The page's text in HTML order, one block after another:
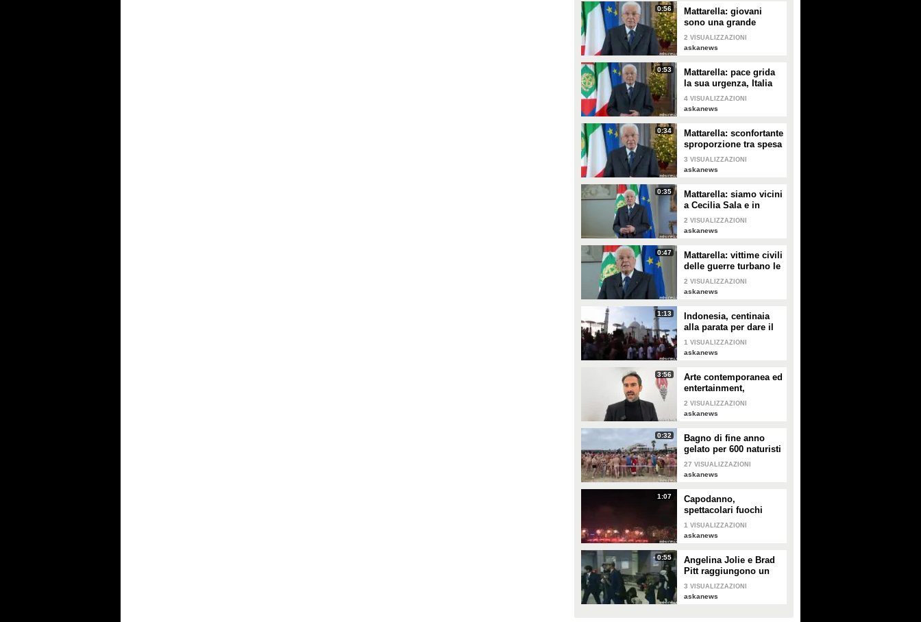
0:56
Mattarella: giovani
sono una grande
risorsa, ascoltare il
loro disagio
2 VISUALIZZAZIONI
askanews
0:53
Mattarella: pace grida
la sua urgenza, Italia
l'ha sempre perseguita
4 VISUALIZZAZIONI
askanews
0:34
Mattarella: sconfortante
sproporzione tra spesa
per armi e per clima
3 VISUALIZZAZIONI
askanews
0:35
Mattarella: siamo vicini
a Cecilia Sala e in
attesa di vederla presto
2 VISUALIZZAZIONI
askanews
0:47
Mattarella: vittime civili
delle guerre turbano le
nostre coscienze
2 VISUALIZZAZIONI
askanews
1:13
Indonesia, centinaia
alla parata per dare il
benvenuto al nuovo
anno
1 VISUALIZZAZIONI
askanews
3:56
Arte contemporanea ed
entertainment,
l'Euphoria del
possibile
2 VISUALIZZAZIONI
askanews
0:32
Bagno di fine anno
gelato per 600 naturisti
a Cap d'Agde
27 VISUALIZZAZIONI
askanews
1:07
Capodanno,
spettacolari fuochi
d'artificio a Hong Kong
1 VISUALIZZAZIONI
askanews
0:55
Angelina Jolie e Brad
Pitt raggiungono un
accordo di divorzio
3 VISUALIZZAZIONI
askanews